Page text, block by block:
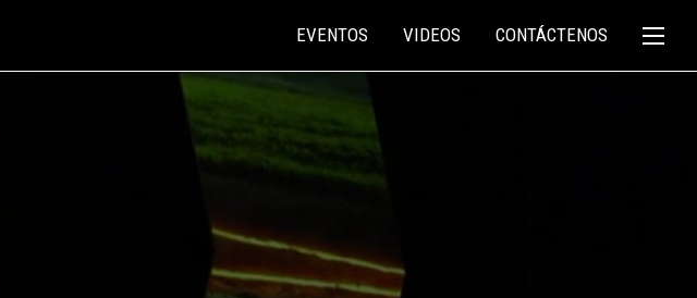
EVENTOS VIDEOS CONTÁCTENOS